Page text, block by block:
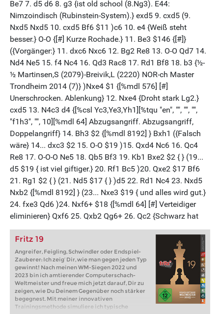
Fritz 19
Angreifer, Feigling, Schwindler oder Endspiel-
Zauberer: Ich zeig‘ Dir, wie man gegen jeden Typ
gewinnt! Nach meinen WM-Siegen 2022 und
2023 bin ich amtierender Computerschach-
Weltmeister und freue mich jetzt darauf, Dir zu
zeigen, wie Du Deinem Gegenüber noch stärker
begegnest. Mit meiner innovativen
Trainingsmethode simuliere ich typische